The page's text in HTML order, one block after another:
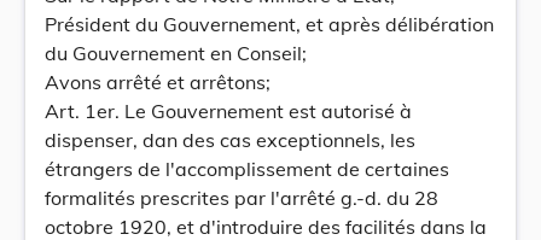
Président du Gouvernement, et après délibération
du Gouvernement en Conseil;
Avons arrêté et arrêtons;
Art. 1er. Le Gouvernement est autorisé à
dispenser, dan des cas exceptionnels, les
étrangers de l'accomplissement de certaines
formalités prescrites par l'arrêté g.-d. du 28
octobre 1920, et d'introduire des facilités dans la